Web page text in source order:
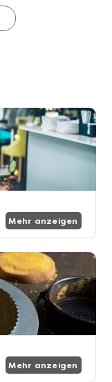
Mehr anzeigen
Mehr anzeigen